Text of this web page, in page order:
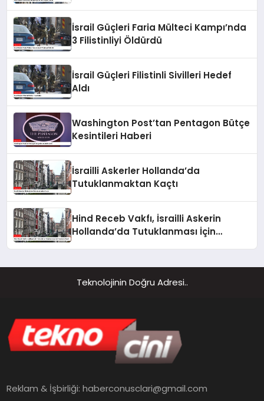
İsrail Güçleri Faria Mülteci Kampı’nda
3 Filistinliyi Öldürdü
İsrail Güçleri Filistinli Sivilleri Hedef
Aldı
Washington Post’tan Pentagon Bütçe
Kesintileri Haberi
İsrailli Askerler Hollanda’da
Tutuklanmaktan Kaçtı
Hind Receb Vakfı, İsrailli Askerin
Hollanda’da Tutuklanması İçin
Teknolojinin Doğru Adresi..
Reklam & İşbirliği:haberconusclari@gmail.com